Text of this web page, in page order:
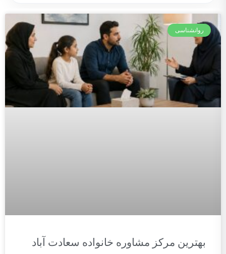
روانشناسی
بهترین مرکز مشاوره خانواده سعادت آباد